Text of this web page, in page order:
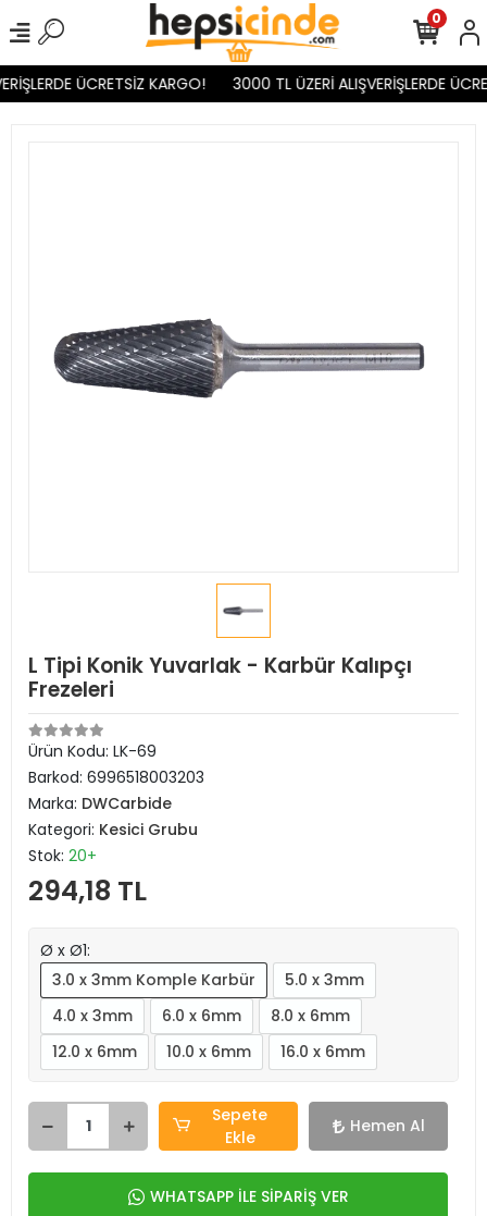
ÜCRETSİZ KARGO! 3000 TL ÜZERİ ALIŞVERİŞLERDE
0
L Tipi Konik Yuvarlak - Karbür Kalıpçı
Frezeleri
Ürün Kodu: LK-69
Barkod: 6996518003203
Marka: DWCarbide
Kategori: Kesici Grubu
Stok: 20+
294,18 TL
Ø x Ø1:
3.0 x 3mm Komple Karbür
5.0 x 3mm
4.0 x 3mm
6.0 x 6mm
8.0 x 6mm
12.0 x 6mm
10.0 x 6mm 16.0 x 6mm
Sepete
Ekle
Hemen Al
WHATSAPP İLE SİPARİŞ VER